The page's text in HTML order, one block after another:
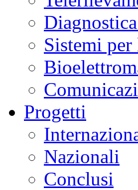
Sistemi
Progetti
Nazionali
Conclusi